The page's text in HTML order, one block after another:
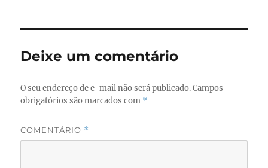
Deixe um comentário
O seu endereço de e-mail não será publicado. Campos
obrigatórios são marcados com *
COMENTÁRIO *